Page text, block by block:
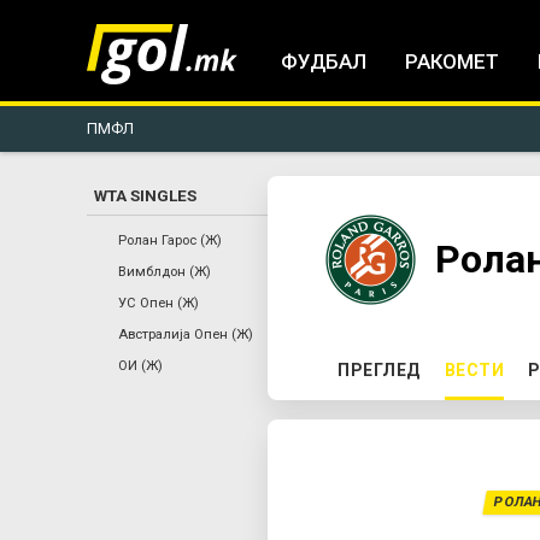
ФУДБАЛ РАКОМЕТ
ПМФЛ
You
are
here
P
r
ПРЕГЛЕД ВЕСТИ
WTA SINGLES
Ролан Гарос (Ж)
Вимблдон (Ж)
УС Опен (Ж)
Австралија Опен (Ж)
ОИ (Ж)